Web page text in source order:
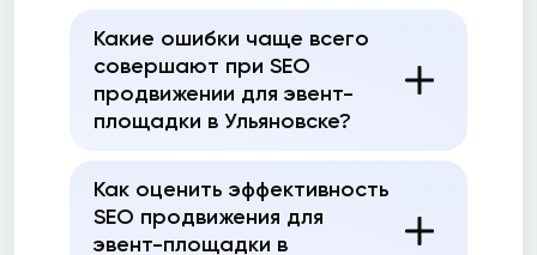
Какие ошибки чаще всего
совершают при SEO
продвижении для эвент-
площадки в Ульяновске?
Как оценить эффективность
SEO продвижения для
эвент-площадки в